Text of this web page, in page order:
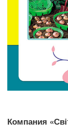
Компания